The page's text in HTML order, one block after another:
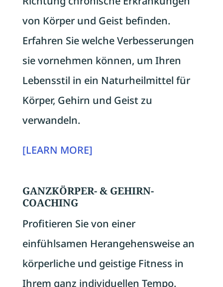
von Körper und Geist befinden.
Erfahren Sie welche Verbesserungen
sie vornehmen können, um Ihren
Lebensstil in ein Naturheilmittel für
Körper, Gehirn und Geist zu
verwandeln.
[LEARN MORE]
GANZKÖRPER- & GEHIRN-
COACHING
Profitieren Sie von einer
einfühlsamen Herangehensweise an
körperliche und geistige Fitness in
Ihrem ganz individuellen Tempo.